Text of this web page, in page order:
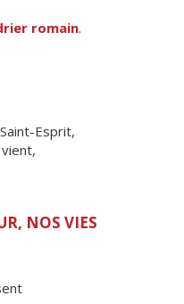
romain.
Esprit,
NOS VIES